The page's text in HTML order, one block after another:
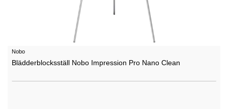
Nobo
Blädderblocksställ Nobo Impression Pro Nano Clean